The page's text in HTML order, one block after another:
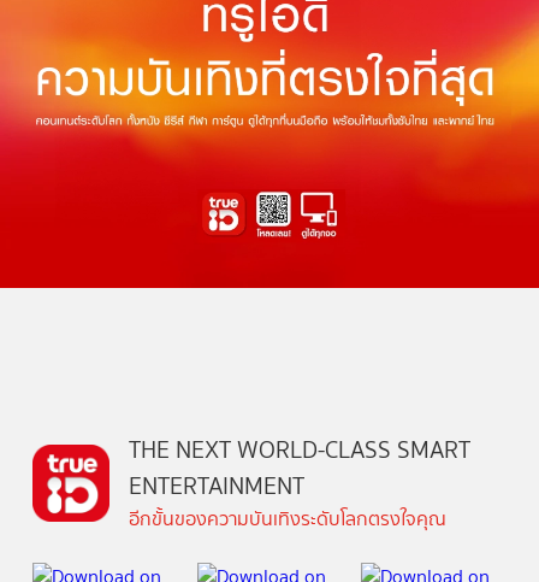
THE NEXT WORLD-CLASS SMART
ENTERTAINMENT
อีกขั้นของความบันเทิงระดับโลกตรงใจคุณ